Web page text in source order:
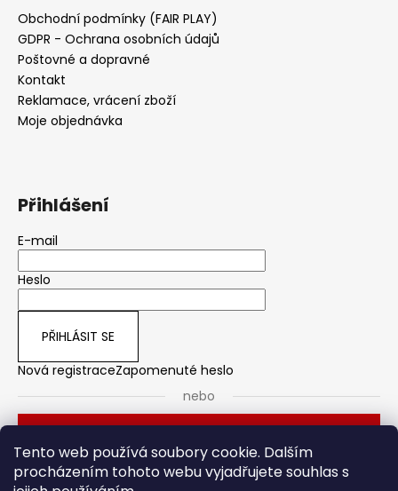
Tento web používá soubory cookie. Dalším
procházením tohoto webu vyjadřujete souhlas s
Obchodní podmínky (FAIR PLAY)
GDPR - Ochrana osobních údajů
Poštovné a dopravné
Kontakt
Reklamace, vrácení zboží
Moje objednávka
Přihlášení
E-mail
Heslo
PŘIHLÁSIT SE
Nová registraceZapomenuté heslo
nebo